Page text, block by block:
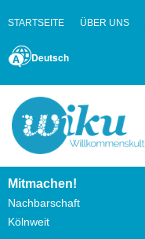
STARTSEITE ÜBER UNS
Deutsch
Mitmachen!
Nachbarschaft
Kölnweit